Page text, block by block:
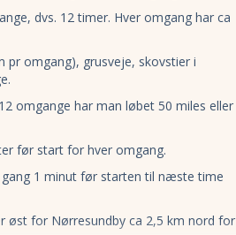
dvs. 12 timer. Hver omgang har ca
pr omgang), grusveje, skovstier i
omgange har man løbet 50 miles eller
før start for hver omgang.
1 minut før starten til næste time
øst for Nørresundby ca 2,5 km nord for